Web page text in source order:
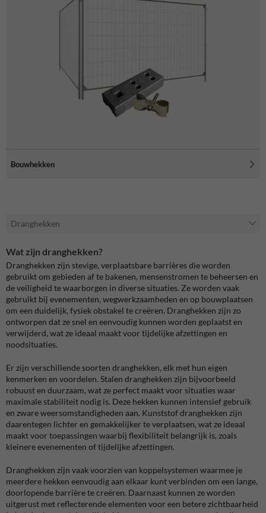
Bouwhekken
Dranghekken
Wat zijn dranghekken?
Dranghekken zijn stevige, verplaatsbare barrières die worden
gebruikt om gebieden af te bakenen, mensenstromen te beheersen en
de veiligheid te waarborgen in diverse situaties. Ze worden vaak
gebruikt bij evenementen, wegwerkzaamheden en op bouwplaatsen
om een duidelijk, fysiek obstakel te creëren. Dranghekken zijn zo
ontworpen dat ze snel en eenvoudig kunnen worden geplaatst en
verwijderd, wat ze ideaal maakt voor tijdelijke afzettingen en
noodsituaties.
Er zijn verschillende soorten dranghekken, elk met hun eigen
kenmerken en voordelen. Stalen dranghekken zijn bijvoorbeeld
robuust en duurzaam, wat ze perfect maakt voor situaties waar
maximale stabiliteit nodig is. Deze hekken kunnen intensief gebruik
en zware weersomstandigheden aan. Kunststof dranghekken zijn
daarentegen lichter en gemakkelijker te verplaatsen, wat ze ideaal
maakt voor toepassingen waarbij flexibiliteit belangrijk is, zoals
kleinere evenementen of tijdelijke afzettingen.
Dranghekken zijn vaak voorzien van koppelsystemen waarmee je
meerdere hekken eenvoudig aan elkaar kunt verbinden om een lange,
doorlopende barrière te creëren. Daarnaast kunnen ze worden
uitgerust met reflecterende elementen voor een betere zichtbaarheid